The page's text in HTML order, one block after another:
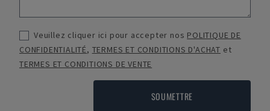
Veuillez cliquer ici pour accepter nos POLITIQUE DE
CONFIDENTIALITÉ, TERMES ET CONDITIONS D'ACHAT et
TERMES ET CONDITIONS DE VENTE
SOUMETTRE